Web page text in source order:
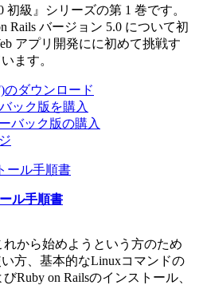
初級』シリーズの第 1 巻です。
Rails バージョン 5.0 について初
アプリ開発にに初めて挑戦す
ます。
のダウンロード
ック版を購入
バック版の購入
ル手順書
れから始めようという方のため
方、基本的なLinuxコマンドの
Ruby on Railsのインストール、